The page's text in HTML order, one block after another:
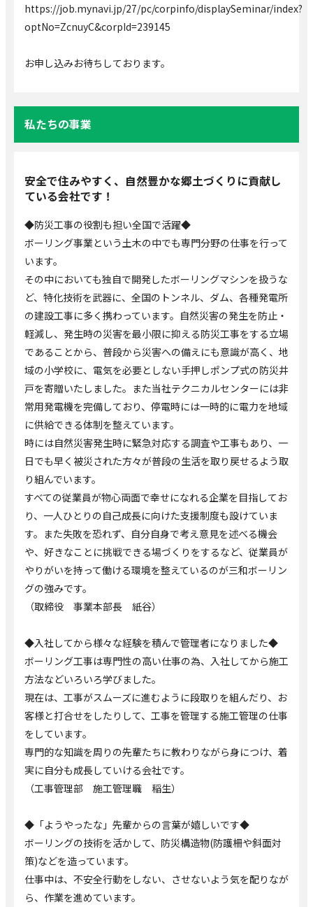
https://job.mynavi.jp/27/pc/corpinfo/displaySeminar/index?
optNo=ZcnuyC&corpId=239145
お申し込みお待ちしております。
私たちの事業
安全で住みやすく、自然豊かな郷土づくりに貢献し
ている会社です！
◆防災工事の役割も担い全国で活躍◆
ボーリング事業という土木の中でも専門分野の仕事を行って
います。
その中においても独自で開発したボーリングマシンを扱うな
ど、特化技術を武器に、全国のトンネル、ダム、各種発電所
の建設工事に多く携わっています。自然災害の発生を防止・
軽減し、発生時の災害を最小限に抑える防災工事をする立場
であることから、普段から災害への備えにも意識が高く、地
域の小学校に、電気を必要としない手押しポンプ式の防災井
戸を寄贈いたしました。また当社テクニカルセンターには非
常用発電機を完備しており、停電時には一時的に電力を地域
に供給できる体制を整えています。
時には自然災害発生時に緊急対応する調査や工事もあり、一
日でも早く被災された方々が普段の生活を取り戻せるよう取
り組んでいます。
すべての従業員が物心両面で幸せになれる企業を目指してお
り、一人ひとりの自己成長に向けた支援制度も設けていま
す。また失敗を恐れず、自分自身で考え意見を述べる機会
や、好きなことに挑戦できる場づくりをするなど、従業員が
やりがいを持って働ける環境を整えているのが三和ボーリン
グの強みです。
（取締役 事業本部長 紙谷）
◆入社してから様々な経験を積んで管理者になりました◆
ボーリング工事は専門性の高い仕事の為、入社してから施工
方法などいろいろ学びました。
現在は、工事がスムーズに進むように段取りを組んだり、お
客様と打合せをしたりして、工事を管理する施工管理の仕事
をしています。
専門的な知識を周りの先輩たちに教わりながら身につけ、着
実に自分も成長していける会社です。
（工事管理部 施工管理職 稲生）
◆「ようやったな」先輩からの言葉が嬉しいです◆
ボーリングの技術を活かして、防災構造物(防護柵や斜面対
策)などを造っています。
仕事中は、不安全行動をしない、させないよう気を配りなが
ら、作業を進めています。